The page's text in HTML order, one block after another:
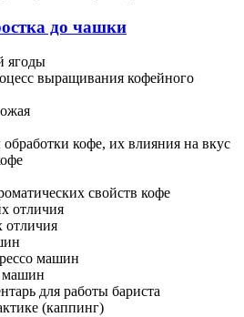
до чашки
ягоды
выращивания кофейного
кофе, их влияния на вкус
свойств кофе
отличия
машин
машин
для работы бариста
(каппинг)